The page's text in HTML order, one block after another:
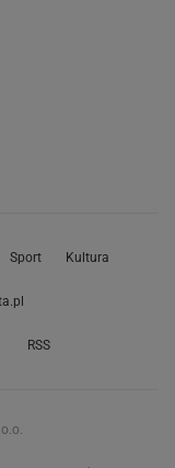
Sport Kultura
RSS